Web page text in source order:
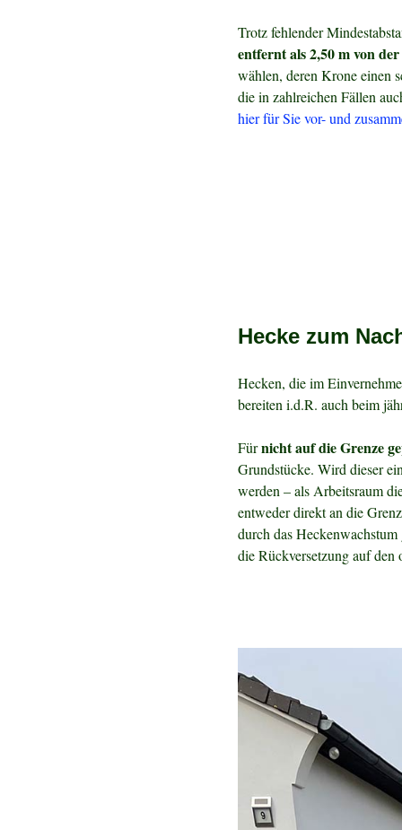
Trotz fehlender
entfernt als 2,50 m von
wählen, deren Krone einen
die in zahlreichen Fällen
hier für Sie vor- und
Hecke zum
Hecken, die im
bereiten i.d.R. auch beim
Fürnicht auf die Grenze
Grundstücke. Wird dieser
werden – als Arbeitsraum
entweder direkt an die
durch das
die Rückversetzung auf den